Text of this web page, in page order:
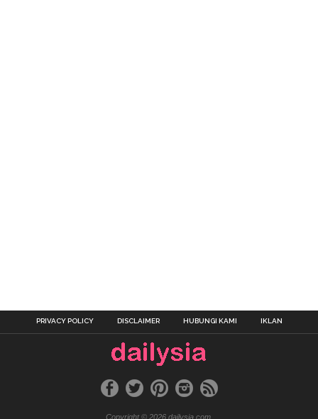
PRIVACY POLICY DISCLAIMER HUBUNGI KAMI IKLAN
Copyright © 2026 dailysia.com.